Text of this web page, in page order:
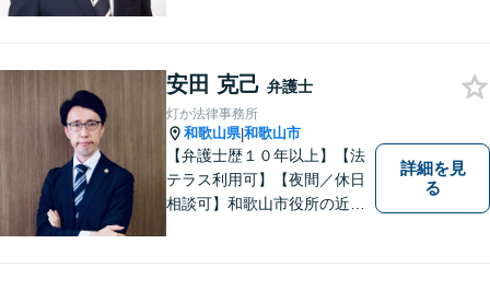
安田 克己 弁護士
灯か法律事務所
和歌山県|和歌山市
【弁護士歴１０年以上】【法
テラス利用可】【夜間／休日
相談可】和歌山市役所の近
詳細を見
る